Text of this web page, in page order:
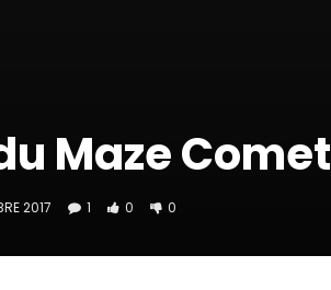
Maze Comet
2017 1 0 0